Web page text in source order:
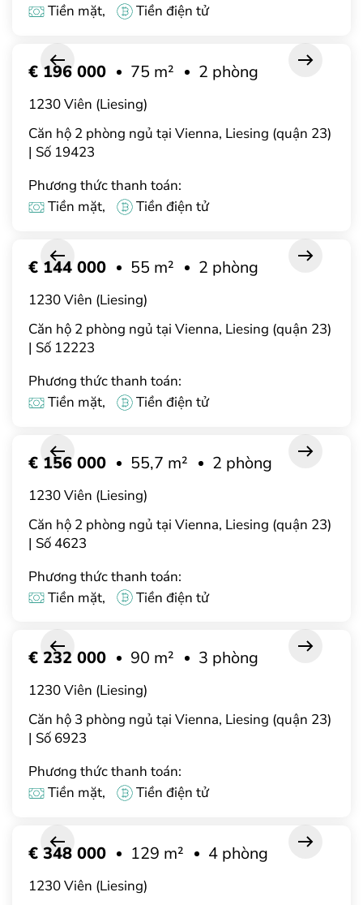
Tiền mặt,
Tiền điện tử
Căn hộ 2 phòng ngủ tại Vienna, Liesing (quận 23)
| Số 19423
€ 196 000 75 m² 2 phòng
1230 Viên (Liesing)
Phương thức thanh toán:
Tiền mặt,
Tiền điện tử
Căn hộ 2 phòng ngủ tại Vienna, Liesing (quận 23)
| Số 12223
€ 144 000 55 m² 2 phòng
1230 Viên (Liesing)
Phương thức thanh toán:
Tiền mặt,
Tiền điện tử
Căn hộ 2 phòng ngủ tại Vienna, Liesing (quận 23)
| Số 4623
€ 156 000 55,7 m² 2 phòng
1230 Viên (Liesing)
Phương thức thanh toán:
Tiền mặt,
Tiền điện tử
Căn hộ 3 phòng ngủ tại Vienna, Liesing (quận 23)
| Số 6923
€ 232 000 90 m² 3 phòng
1230 Viên (Liesing)
Phương thức thanh toán:
Tiền mặt,
Tiền điện tử
€ 348 000 129 m² 4 phòng
1230 Viên (Liesing)